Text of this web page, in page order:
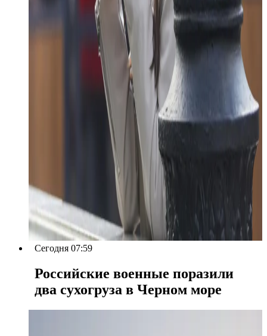
Сегодня 07:59
Российские военные поразили
два сухогруза в Черном море